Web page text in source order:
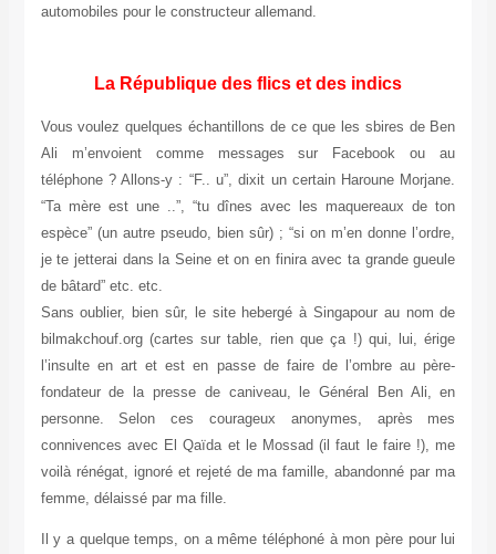
automobiles pour le constructeur allemand.
La République des flics et des indics
Vous voulez quelques échantillons de ce que les sbires de Ben
Ali m’envoient comme messages sur Facebook ou au
téléphone ? Allons-y : “F.. u”, dixit un certain Haroune Morjane.
“Ta mère est une ..”, “tu dînes avec les maquereaux de ton
espèce” (un autre pseudo, bien sûr) ; “si on m’en donne l’ordre,
je te jetterai dans la Seine et on en finira avec ta grande gueule
de bâtard” etc. etc.
Sans oublier, bien sûr, le site hebergé à Singapour au nom de
bilmakchouf.org (cartes sur table, rien que ça !) qui, lui, érige
l’insulte en art et est en passe de faire de l’ombre au père-
fondateur de la presse de caniveau, le Général Ben Ali, en
personne. Selon ces courageux anonymes, après mes
connivences avec El Qaïda et le Mossad (il faut le faire !), me
voilà rénégat, ignoré et rejeté de ma famille, abandonné par ma
femme, délaissé par ma fille.
Il y a quelque temps, on a même téléphoné à mon père pour lui